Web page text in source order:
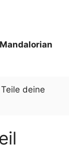
Teile deine